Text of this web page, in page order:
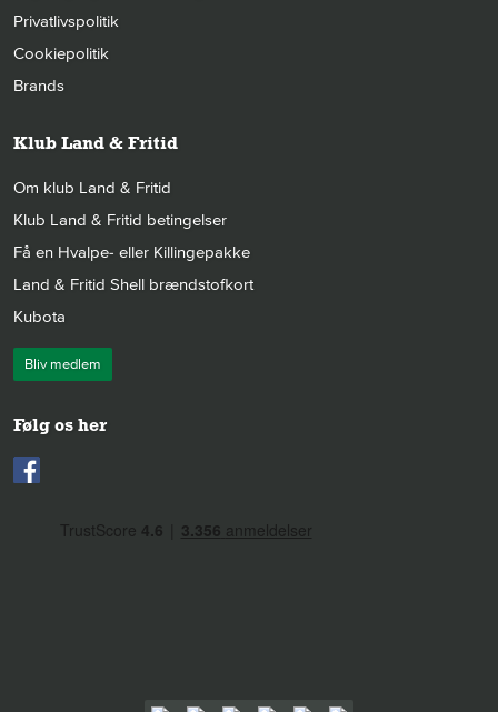
Privatlivspolitik
Cookiepolitik
Brands
Klub Land & Fritid
Om klub Land & Fritid
Klub Land & Fritid betingelser
Få en Hvalpe- eller Killingepakke
Land & Fritid Shell brændstofkort
Kubota
Bliv medlem
Følg os her